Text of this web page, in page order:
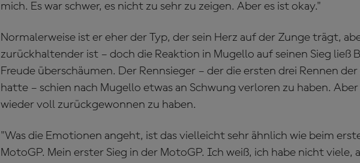
mich. Es war schwer, es nicht zu sehr zu zeigen. Aber es ist okay."
Normalerweise ist er eher der Typ, der sein Herz auf der Zunge trägt,
zurückhaltender ist – doch die Reaktion in Mugello auf seinen Sieg ließ
Freude überschäumen. Der Rennsieger – der die ersten drei Rennen
hatte – schien nach Mugello etwas an Schwung verloren zu haben.
wieder voll zurückgewonnen zu haben.
"Was die Emotionen angeht, ist das vielleicht sehr ähnlich wie beim
MotoGP. Mein erster Sieg in der MotoGP. Ich weiß, ich habe nicht viele,